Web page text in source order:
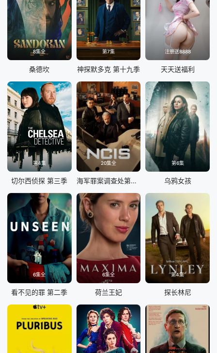
8集全
桑德坎
第7集
神探默多克 第十九季
注册送8888
天天送福利
第4集
切尔西侦探 第三季
20集全
海军罪案调查处第二十三季
第6集
乌鸦女孩
6集全
看不见的罪 第二季
6集全
荷兰王妃
第4集
探长林尼